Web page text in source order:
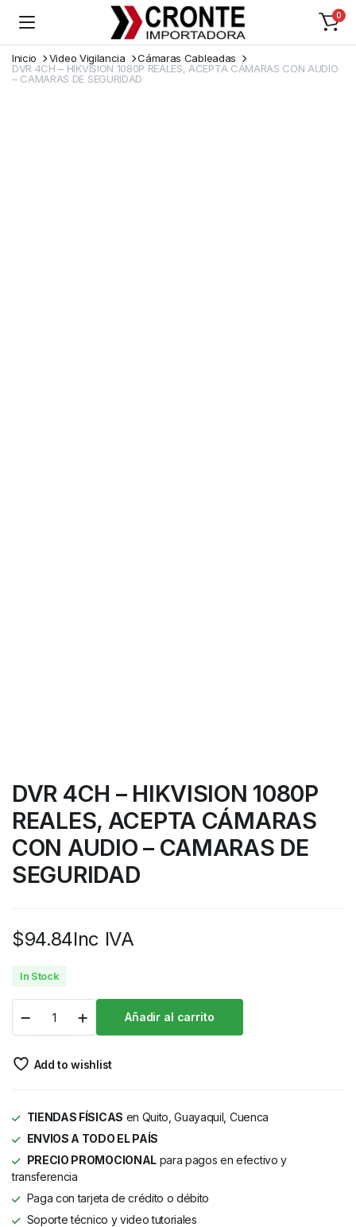
0
Inicio Video Vigilancia
Cámaras Cableadas
DVR 4CH – HIKVISION 1080P REALES, ACEPTA CÁMARAS CON AUDIO
– CAMARAS DE SEGURIDAD
DVR 4CH – HIKVISION 1080P
REALES, ACEPTA CÁMARAS
CON AUDIO – CAMARAS DE
SEGURIDAD
$94.84Inc IVA
In Stock
Añadir al carrito
Add to wishlist
TIENDAS FÍSICAS en Quito, Guayaquil, Cuenca
ENVIOS A TODO EL PAÍS
PRECIO PROMOCIONALpara pagos en efectivo y
transferencia
Paga con tarjeta de crédito o débito
Soporte técnico y video tutoriales